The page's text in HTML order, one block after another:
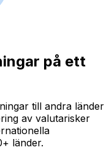
på ett
till andra länder
av valutarisker
länder.